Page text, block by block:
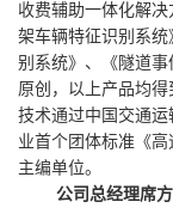
收费辅助一体化解决
架车辆特征识别系
别系统》、《隧道
原创，以上产品均
技术通过中国交通
业首个团体标准《
主编单位。
公司总经理席